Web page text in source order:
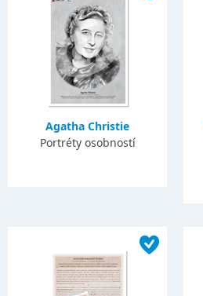
Agatha Christie
Portréty osobností